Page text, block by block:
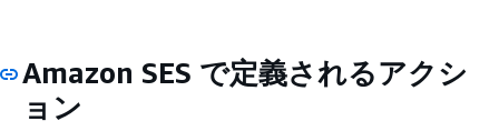
Amazon SES で定義されるアクシ
ョン